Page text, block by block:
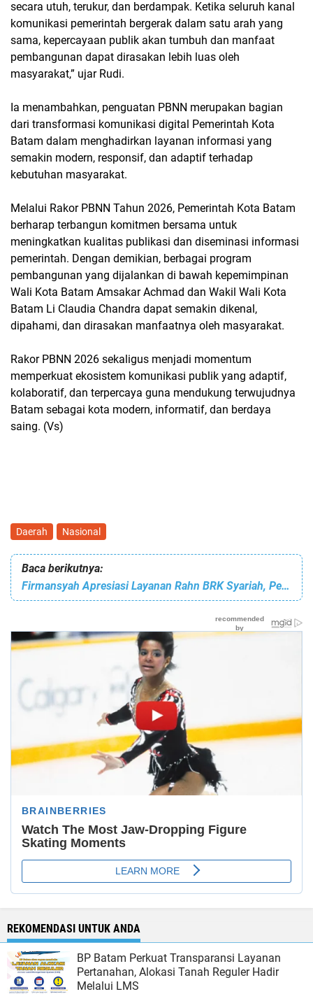
secara utuh, terukur, dan berdampak. Ketika seluruh kanal
komunikasi pemerintah bergerak dalam satu arah yang
sama, kepercayaan publik akan tumbuh dan manfaat
pembangunan dapat dirasakan lebih luas oleh
masyarakat,” ujar Rudi.
Ia menambahkan, penguatan PBNN merupakan bagian
dari transformasi komunikasi digital Pemerintah Kota
Batam dalam menghadirkan layanan informasi yang
semakin modern, responsif, dan adaptif terhadap
kebutuhan masyarakat.
Melalui Rakor PBNN Tahun 2026, Pemerintah Kota Batam
berharap terbangun komitmen bersama untuk
meningkatkan kualitas publikasi dan diseminasi informasi
pemerintah. Dengan demikian, berbagai program
pembangunan yang dijalankan di bawah kepemimpinan
Wali Kota Batam Amsakar Achmad dan Wakil Wali Kota
Batam Li Claudia Chandra dapat semakin dikenal,
dipahami, dan dirasakan manfaatnya oleh masyarakat.
Rakor PBNN 2026 sekaligus menjadi momentum
memperkuat ekosistem komunikasi publik yang adaptif,
kolaboratif, dan terpercaya guna mendukung terwujudnya
Batam sebagai kota modern, informatif, dan berdaya
saing. (Vs)
Daerah Nasional
Baca berikutnya:
Firmansyah Apresiasi Layanan Rahn BRK Syariah, Perkuat Akses Pembiayaan Masyarakat Batam
REKOMENDASI UNTUK ANDA
BP Batam Perkuat Transparansi Layanan
Pertanahan, Alokasi Tanah Reguler Hadir
Melalui LMS